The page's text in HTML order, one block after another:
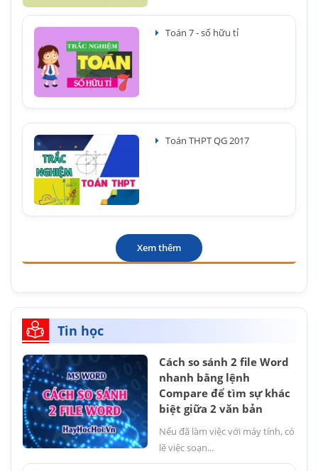
Toán 7 - số hữu tỉ
Toán THPT QG 2017
Xem thêm
Tin học
Cách so sánh 2 file Word
nhanh bằng lệnh
Compare để tìm sự khác
biệt giữa 2 văn bản
Nếu đã làm việc với máy tính, có
lẽ việc soạn...